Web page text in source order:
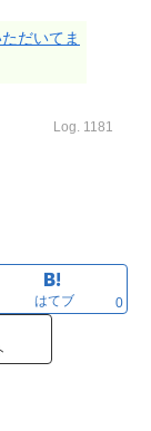
だいてま
Log. 1181
はてブ 0